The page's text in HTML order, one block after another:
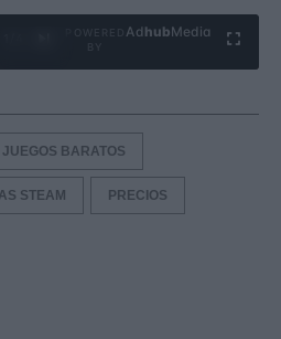
Ad hubMedia
JUEGOS BARATOS
STEAM PRECIOS